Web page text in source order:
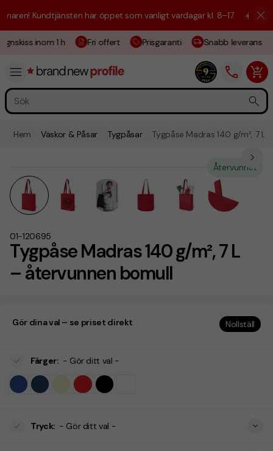
Kundtjänsten har öppet som vanligt vardagar kl. 8–17. ☀️ Vi är här
inom 1 h Fri offert Prisgaranti Snabb leverans
Hem Väskor & Påsar Tygpåsar Tygpåse Madras 140 g/m², 7 L
Tygpåse Madras 140 g/m², 7 L
– återvunnen bomull
01-120695
Återvunnet
Gör dina val – se priset direkt Nollställ
Färger: - Gör ditt val -
Tryck: - Gör ditt val -